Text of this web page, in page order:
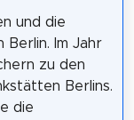
und die
Berlin. Im Jahr
zu den
Berlins.
die